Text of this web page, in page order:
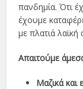
πανδημία. Ότι
έχουμε
με πλατιά
Απαιτούμε
Μαζικά